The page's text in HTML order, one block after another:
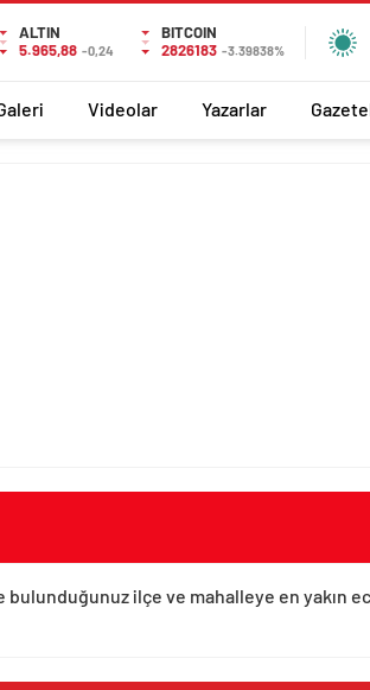
ALTIN
5.965,88 -0,24
BITCOIN
2826183 -3.39838%
Videolar Yazarlar
ilçe ve mahalleye en yakın